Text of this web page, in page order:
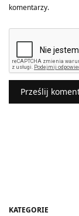
komentarzy.
KATEGORIE